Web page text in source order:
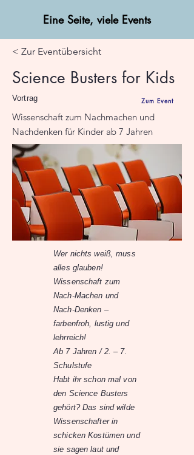
Eine Seite, viele Events
< Zur Eventübersicht
Science Busters for Kids
Vortrag Zum Event
Wissenschaft zum Nachmachen und
Nachdenken für Kinder ab 7 Jahren
Wer nichts weiß, muss
alles glauben!
Wissenschaft zum
Nach-Machen und
Nach-Denken –
farbenfroh, lustig und
lehrreich!
Ab 7 Jahren / 2. – 7.
Schulstufe
Habt ihr schon mal von
den Science Busters
gehört? Das sind wilde
Wissenschafter in
schicken Kostümen und
sie sagen laut und